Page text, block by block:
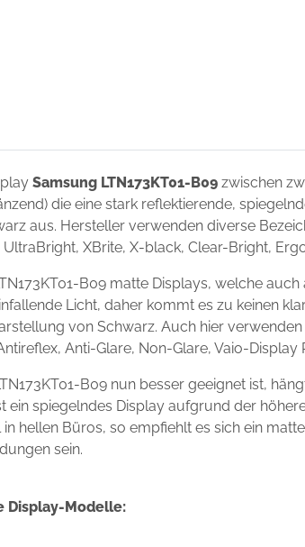
Samsung LTN173KT01-B09 zwischen
die eine stark reflektierende,
aus. Hersteller verwenden diverse
XBrite, X-black, Clear-Bright,
B09 matte Displays, welche
Licht, daher kommt es zu keinen
von Schwarz. Auch hier
Anti-Glare, Non-Glare, Vaio-
B09 nun besser geeignet ist,
ein spiegelndes Display aufgrund der
hellen Büros, so empfiehlt es sich ein
sein.
Display-Modelle: